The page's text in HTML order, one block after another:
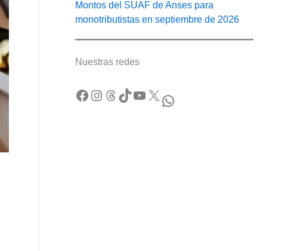
Montos del SUAF de Anses para
monotributistas en septiembre de 2026
Nuestras redes
Facebook Instagram Threads TikTok YouTube X WhatsApp